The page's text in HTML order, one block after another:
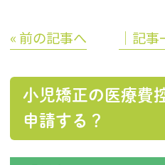
« 前の記事へ │記事
小児矯正の医療費
申請する？